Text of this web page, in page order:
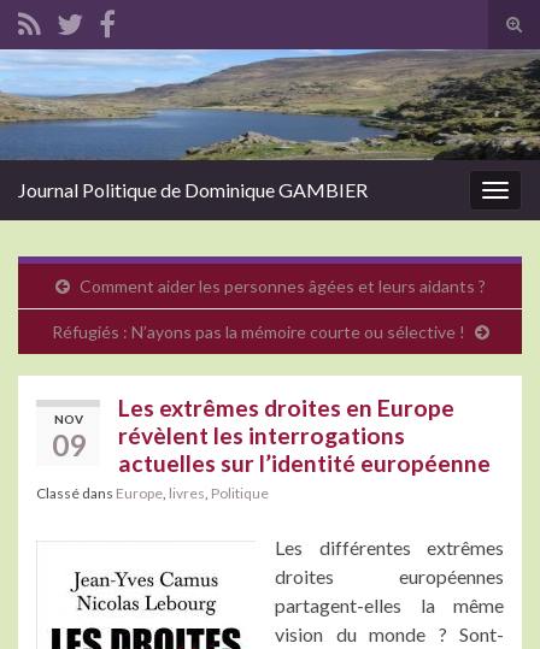
Search for:
Journal Politique de Dominique GAMBIER
Comment aider les personnes âgées et leurs aidants ?
Réfugiés : N’ayons pas la mémoire courte ou sélective !
NOV
09
Les extrêmes droites en Europe
révèlent les interrogations
actuelles sur l’identité européenne
Classé dans Europe livres Politique
Les différentes extrêmes
droites européennes
partagent-elles la même
vision du monde ? Sont-